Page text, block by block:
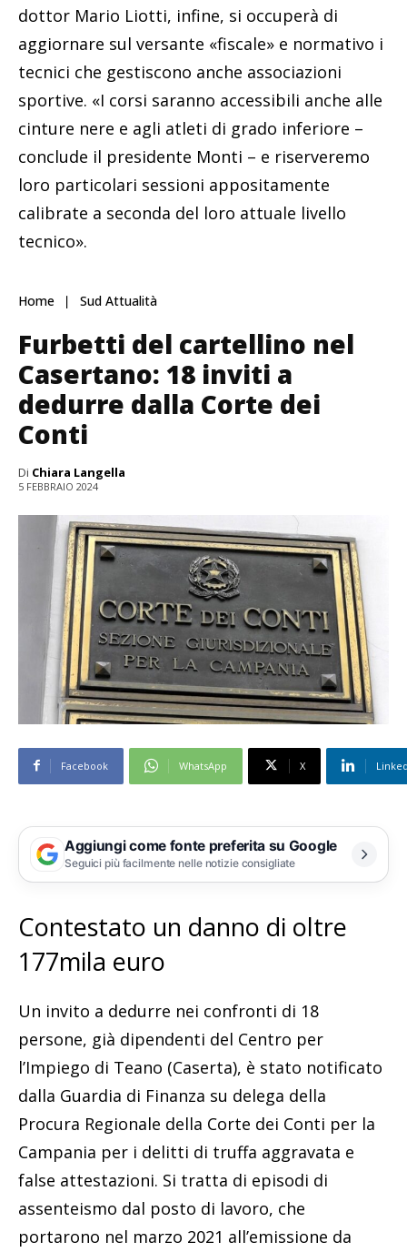
dottor Mario Liotti, infine, si occuperà di
aggiornare sul versante «fiscale» e normativo i
tecnici che gestiscono anche associazioni
sportive. «I corsi saranno accessibili anche alle
cinture nere e agli atleti di grado inferiore –
conclude il presidente Monti – e riserveremo
loro particolari sessioni appositamente
calibrate a seconda del loro attuale livello
tecnico».
Home Sud Attualità
Furbetti del cartellino nel
Casertano: 18 inviti a
dedurre dalla Corte dei
Conti
Di Chiara Langella
5 FEBBRAIO 2024
Facebook WhatsApp X
Aggiungi come fonte preferita su Google
Seguici più facilmente nelle notizie consigliate
Contestato un danno di oltre
177mila euro
Un invito a dedurre nei confronti di 18
persone, già dipendenti del Centro per
l’Impiego di Teano (Caserta), è stato notificato
dalla Guardia di Finanza su delega della
Procura Regionale della Corte dei Conti per la
Campania per i delitti di truffa aggravata e
false attestazioni. Si tratta di episodi di
assenteismo dal posto di lavoro, che
portarono nel marzo 2021 all’emissione da